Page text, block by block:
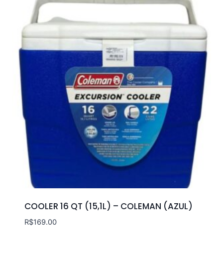
COOLER 16 QT (15,1L) – COLEMAN (AZUL)
R$169.00